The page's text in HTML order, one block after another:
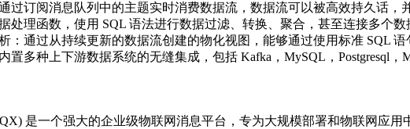
过订阅消息队列中的主题实时消费数据流，数据流可以被高效持久话，
处理函数，使用 SQL 语法进行数据过滤、转换、聚合，甚至连接多个数
：通过从持续更新的数据流创建的物化视图，能够通过使用标准 SQL
置多种上下游数据系统的无缝集成，包括 Kafka，MySQL，Postgresql，
是一个强大的企业级物联网消息平台，专为大规模部署和物联网应